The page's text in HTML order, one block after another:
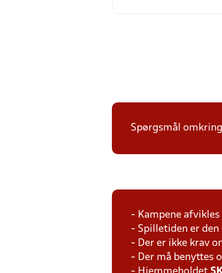
Spørgsmål
- Kampene afvikles
- Spilletiden er
- Der er ikke krav
- Der må benyttes